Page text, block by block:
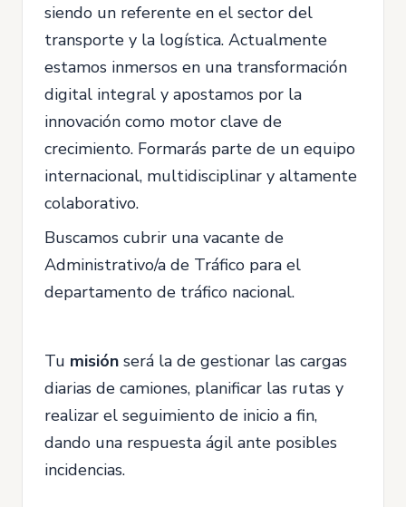
siendo un referente en el sector del
transporte y la logística. Actualmente
estamos inmersos en una transformación
digital integral y apostamos por la
innovación como motor clave de
crecimiento. Formarás parte de un equipo
internacional, multidisciplinar y altamente
colaborativo.
Buscamos cubrir una vacante de
Administrativo/a de Tráfico para el
departamento de tráfico nacional.
Tu misión será la de gestionar las cargas
diarias de camiones, planificar las rutas y
realizar el seguimiento de inicio a fin,
dando una respuesta ágil ante posibles
incidencias.